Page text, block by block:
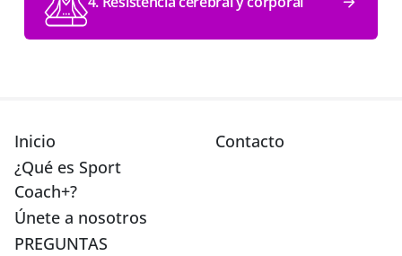
Inicio
¿Qué es Sport
Coach+?
Únete a nosotros
PREGUNTAS
Contacto